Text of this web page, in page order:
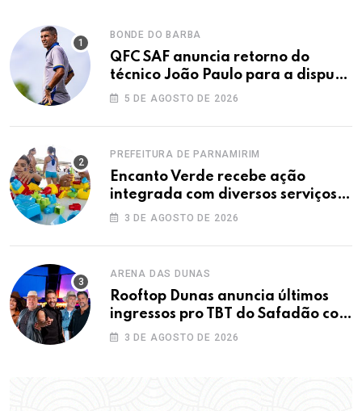
BONDE DO BARBA
QFC SAF anuncia retorno do
técnico João Paulo para a disputa
da elite do Campeonato Potiguar
5 DE AGOSTO DE 2026
PREFEITURA DE PARNAMIRIM
Encanto Verde recebe ação
integrada com diversos serviços
gratuitos à população
3 DE AGOSTO DE 2026
ARENA DAS DUNAS
Rooftop Dunas anuncia últimos
ingressos pro TBT do Safadão com
virada de lote nesta terça (04)
3 DE AGOSTO DE 2026